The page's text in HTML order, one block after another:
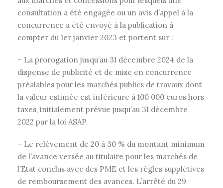
consultation a été engagée ou un avis d’appel à la
concurrence a été envoyé à la publication à
compter du 1er janvier 2023 et portent sur :
– La prorogation jusqu’au 31 décembre 2024 de la
dispense de publicité et de mise en concurrence
préalables pour les marchés publics de travaux dont
la valeur estimée est inférieure à 100 000 euros hors
taxes, initialement prévue jusqu’au 31 décembre
2022 par la loi ASAP.
– Le relèvement de 20 à 30 % du montant minimum
de l’avance versée au titulaire pour les marchés de
l’Etat conclus avec des PME et les règles supplétives
de remboursement des avances. L’arrêté du 29